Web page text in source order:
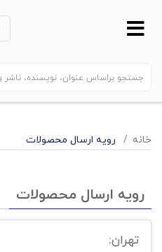
خانه رویه ارسال محصولات
رویه ارسال محصولات
تهران: